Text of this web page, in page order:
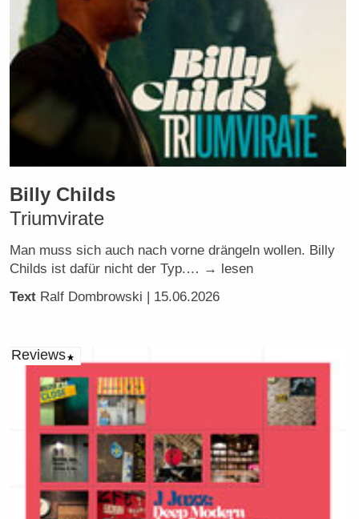
Billy Childs
Triumvirate
Man muss sich auch nach vorne drängeln wollen. Billy
Childs ist dafür nicht der Typ.… → lesen
Text Ralf Dombrowski | 15.06.2026
Reviews